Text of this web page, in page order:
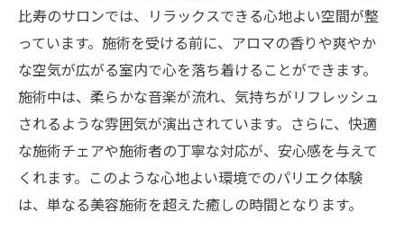
比寿のサロンでは、リラックスできる心地よい空間が整
っています。施術を受ける前に、アロマの香りや爽やか
な空気が広がる室内で心を落ち着けることができます。
施術中は、柔らかな音楽が流れ、気持ちがリフレッシュ
されるような雰囲気が演出されています。さらに、快適
な施術チェアや施術者の丁寧な対応が、安心感を与えて
くれます。このような心地よい環境でのパリエク体験
は、単なる美容施術を超えた癒しの時間となります。